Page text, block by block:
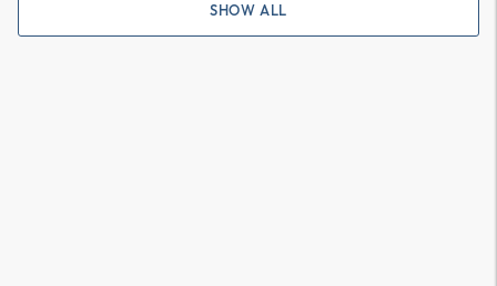
SHOW ALL